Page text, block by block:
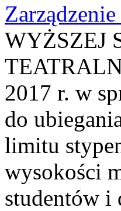
WYŻSZEJ
2017 r. w
do
limitu
wysokości
studentów i